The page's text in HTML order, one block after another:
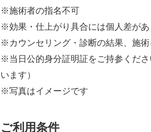
※施術者の指名不可
※効果・仕上がり具合には個人差があ
※カウンセリング・診断の結果、施
※当日公的身分証明証をご持参くだ
います）
※写真はイメージです
ご利用条件